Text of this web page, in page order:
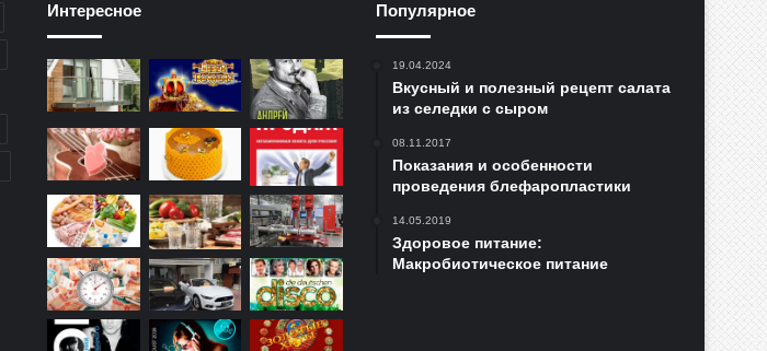
Интересное Популярное
19.04.2024
Вкусный и полезный рецепт салата
из селедки с сыром
08.11.2017
Показания и особенности
проведения блефаропластики
14.05.2019
Здоровое питание:
Макробиотическое питание